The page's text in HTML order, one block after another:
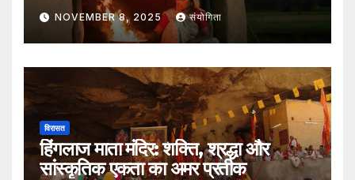
NOVEMBER 8, 2025 संयोगिता
विरासत
हिंगलाज माता मंदिर: शक्ति, श्रद्धा और
सांस्कृतिक एकता का अमर प्रतीक